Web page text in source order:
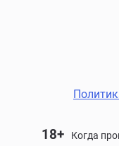
18+ Когда